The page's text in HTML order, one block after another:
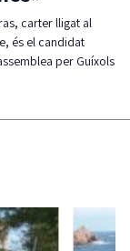
carter lligat al
és el candidat
per Guíxols